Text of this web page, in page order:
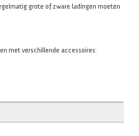
grote of zware ladingen moeten
met verschillende accessoires: